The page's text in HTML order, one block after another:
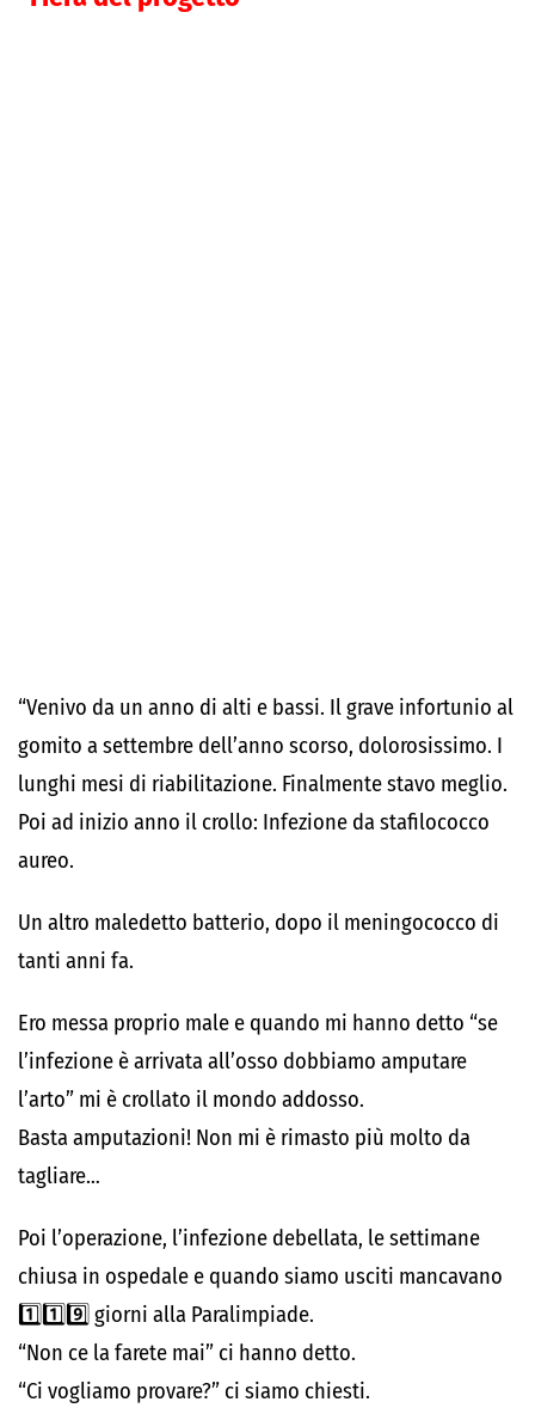
“Venivo da un anno di alti e bassi. Il grave infortunio al
gomito a settembre dell’anno scorso, dolorosissimo. I
lunghi mesi di riabilitazione. Finalmente stavo meglio.
Poi ad inizio anno il crollo: Infezione da stafilococco
aureo.
Un altro maledetto batterio, dopo il meningococco di
tanti anni fa.
Ero messa proprio male e quando mi hanno detto “se
l’infezione è arrivata all’osso dobbiamo amputare
l’arto” mi è crollato il mondo addosso.
Basta amputazioni! Non mi è rimasto più molto da
tagliare…
Poi l’operazione, l’infezione debellata, le settimane
chiusa in ospedale e quando siamo usciti mancavano
1️⃣1️⃣9️⃣ giorni alla Paralimpiade.
“Non ce la farete mai” ci hanno detto.
“Ci vogliamo provare?” ci siamo chiesti.